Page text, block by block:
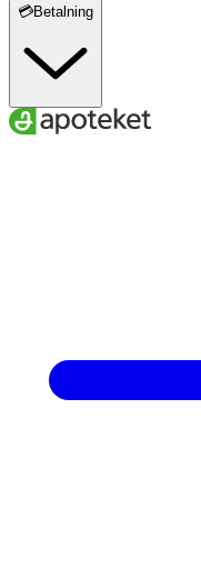
För att få maximal
tvättas i maskin efter
strumpan dess
bättre än om du bara
maskintvättas i 60
50% bomull 42%
💳Betalning